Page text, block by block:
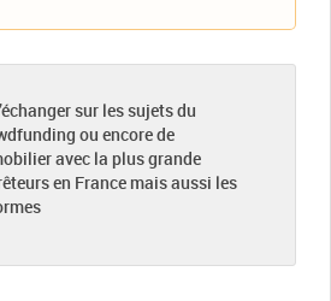
sur les sujets du
ou encore de
avec la plus grande
en France mais aussi les